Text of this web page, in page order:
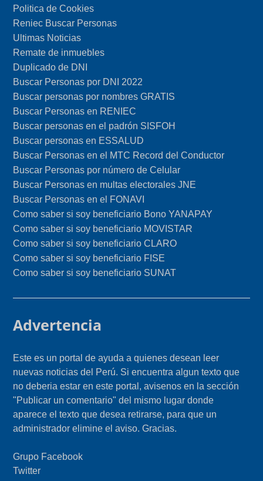
Politica de Cookies
Reniec Buscar Personas
Ultimas Noticias
Remate de inmuebles
Duplicado de DNI
Buscar Personas por DNI 2022
Buscar personas por nombres GRATIS
Buscar Personas en RENIEC
Buscar personas en el padrón SISFOH
Buscar personas en ESSALUD
Buscar Personas en el MTC Record del Conductor
Buscar Personas por número de Celular
Buscar Personas en multas electorales JNE
Buscar Personas en el FONAVI
Como saber si soy beneficiario Bono YANAPAY
Como saber si soy beneficiario MOVISTAR
Como saber si soy beneficiario CLARO
Como saber si soy beneficiario FISE
Como saber si soy beneficiario SUNAT
Advertencia
Este es un portal de ayuda a quienes desean leer
nuevas noticias del Perú. Si encuentra algun texto que
no deberia estar en este portal, avisenos en la sección
"Publicar un comentario" del mismo lugar donde
aparece el texto que desea retirarse, para que un
administrador elimine el aviso. Gracias.
Grupo Facebook
Twitter